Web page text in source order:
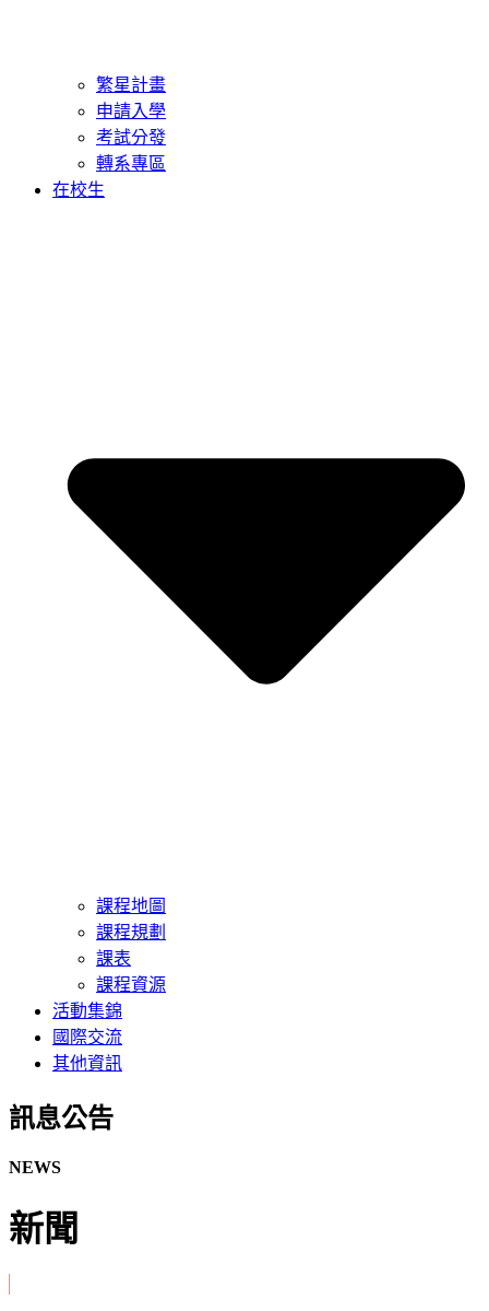
繁星計畫
申請入學
考試分發
轉系專區
在校生
課程地圖
課程規劃
課表
課程資源
活動集錦
國際交流
其他資訊
訊息公告​
NEWS
新聞